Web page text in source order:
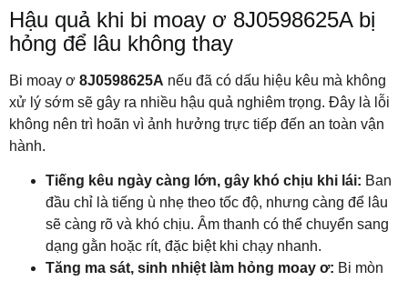
Hậu quả khi bi moay ơ 8J0598625A bị
hỏng để lâu không thay
Bi moay ơ 8J0598625A nếu đã có dấu hiệu kêu mà không
xử lý sớm sẽ gây ra nhiều hậu quả nghiêm trọng. Đây là lỗi
không nên trì hoãn vì ảnh hưởng trực tiếp đến an toàn vận
hành.
Tiếng kêu ngày càng lớn, gây khó chịu khi lái: Ban
đầu chỉ là tiếng ù nhẹ theo tốc độ, nhưng càng để lâu
sẽ càng rõ và khó chịu. Âm thanh có thể chuyển sang
dạng gằn hoặc rít, đặc biệt khi chạy nhanh.
Tăng ma sát, sinh nhiệt làm hỏng moay ơ: Bi mòn